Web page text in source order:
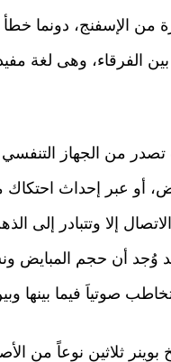
من الإسفنج، دونما خطأ
الفرقاء، وهى لغة
من الجهاز التنفسي
أو عبر إحداث
إلا وتتبادر إلى
وُجد أن حجم
صوتياَ فيما بينها
بوينر ثلاثين نوعاً